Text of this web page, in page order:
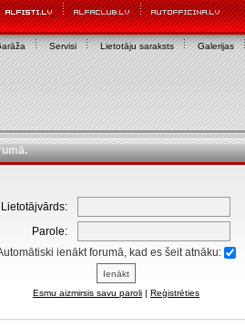
Servisi Lietotāju saraksts Galerijas
Lietotājvārds:
Parole:
ienākt forumā, kad es šeit atnāku:
Esmu aizmirsis savu paroli | Reģistrēties